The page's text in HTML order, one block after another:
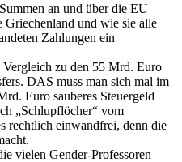
an und über die EU
und wie sie alle
Zahlungen ein
zu den 55 Mrd. Euro
DAS muss man sich mal im
Euro sauberes Steuergeld
„Schlupflöcher“ vom
rechtlich einwandfrei, denn die
vielen Gender-Professoren